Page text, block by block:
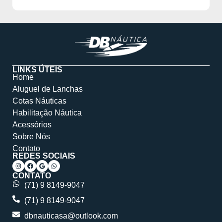
LINKS ÚTEIS
Home
Aluguel de Lanchas
Cotas Náuticas
Habilitação Náutica
Acessórios
Sobre Nós
Contato
REDES SOCIAIS
CONTATO
(71) 9 8149-9047
(71) 9 8149-9047
dbnauticasa@outlook.com